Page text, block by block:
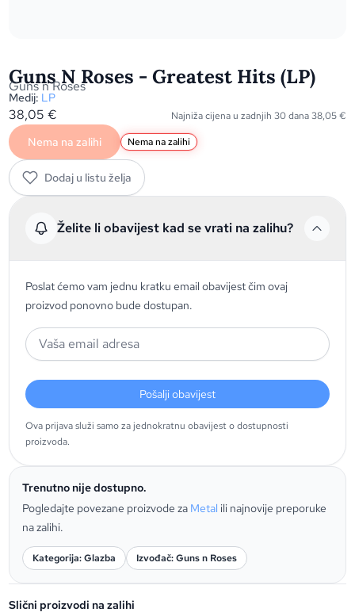
Guns N Roses - Greatest Hits (LP)
Guns n Roses
Medij: LP
38,05€ Najniža cijena u zadnjih 30 dana38,05€
Nema na zalihi Nema na zalihi
Dodaj u listu želja
Želite li obavijest kad se vrati na zalihu?
Poslat ćemo vam jednu kratku email obavijest čim ovaj
proizvod ponovno bude dostupan.
Pošalji obavijest
Ova prijava služi samo za jednokratnu obavijest o dostupnosti
proizvoda.
Trenutno nije dostupno.
Pogledajte povezane proizvode za Metal ili najnovije preporuke
na zalihi.
Kategorija: Glazba Izvođač: Guns n Roses
Slični proizvodi na zalihi